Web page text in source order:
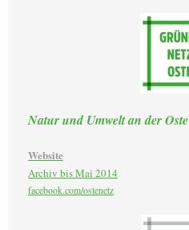
Natur und Umwelt an der Oste
Website
Archiv bis Mai 2014
facebook.com/ostenetz